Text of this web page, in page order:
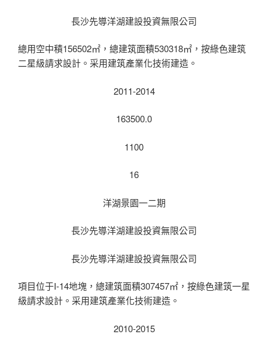
長沙先導洋湖建設投資無限公司
總用空中積156502㎡，總建筑面積530318㎡，按綠色建筑
二星級請求設計。采用建筑產業化技術建造。
2011-2014
163500.0
1100
16
洋湖景園一二期
長沙先導洋湖建設投資無限公司
長沙先導洋湖建設投資無限公司
項目位于I-14地塊，總建筑面積307457㎡，按綠色建筑一星
級請求設計。采用建筑產業化技術建造。
2010-2015